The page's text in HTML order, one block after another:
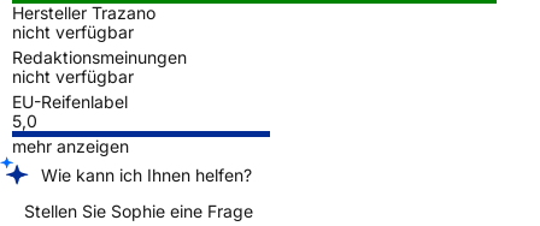
Hersteller Trazano
nicht verfügbar
Redaktionsmeinungen
nicht verfügbar
EU-Reifenlabel
5,0
mehr anzeigen
Wie kann ich Ihnen helfen?
Stellen Sie Sophie eine Frage